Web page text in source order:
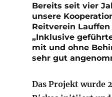
Bereits seit vier
unsere
Reitverein Lauffen
„Inklusive
mit und ohne
sehr gut
Das Projekt wurde